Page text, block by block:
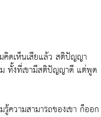
คิดเห็นเสียแล้ว สติปัญญา
ม ทั้งที่เขามีสติปัญญาดี แต่พูด
ความสามารถของเขา ก็ออก